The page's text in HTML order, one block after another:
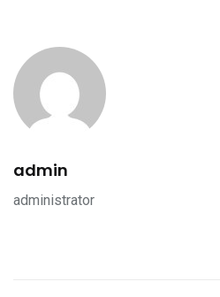
admin
administrator